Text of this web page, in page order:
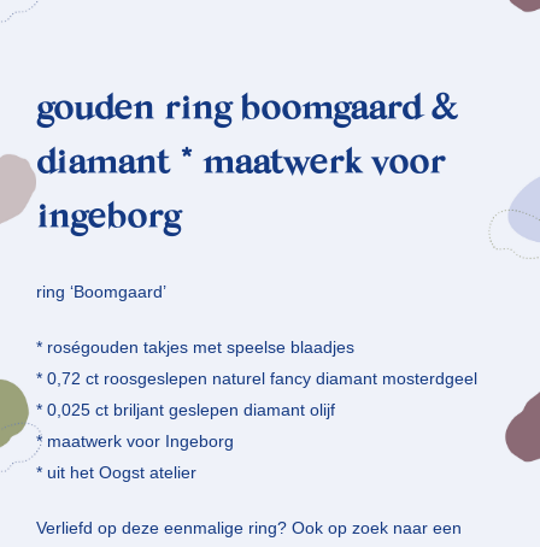
gouden ring boomgaard &
diamant * maatwerk voor
ingeborg
ring ‘Boomgaard’
* roségouden takjes met speelse blaadjes
* 0,72 ct roosgeslepen naturel fancy diamant mosterdgeel
* 0,025 ct briljant geslepen diamant olijf
* maatwerk voor Ingeborg
* uit het Oogst atelier
Verliefd op deze eenmalige ring? Ook op zoek naar een